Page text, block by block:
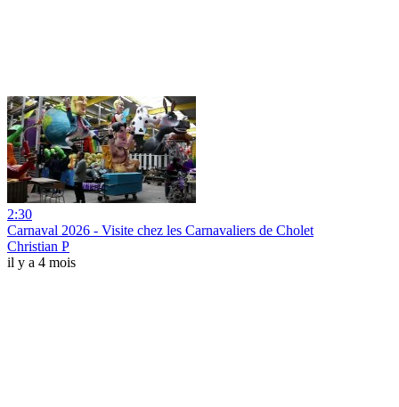
2:30
Carnaval 2026 - Visite chez les Carnavaliers de Cholet
Christian P
il y a 4 mois